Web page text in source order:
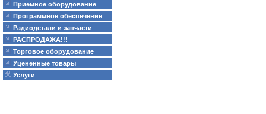
Приемное оборудование
Программное обеспечение
Радиодетали и запчасти
РАСПРОДАЖА!!!
Торговое оборудование
Уцененные товары
Услуги